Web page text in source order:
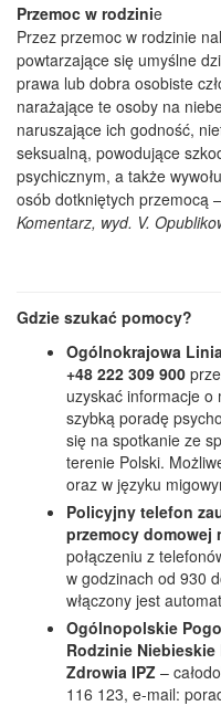
Przemoc w rodzinie
Przez przemoc w rodzinie
powtarzające się umyślne
prawa lub dobra osobiste
narażające te osoby na
naruszające ich godność,
seksualną, powodujące
psychicznym, a także
osób dotkniętych przemocą –
Komentarz, wyd. V.
Gdzie szukać pomocy?
Ogólnokrajowa
+48 222 309 900
uzyskać informacje o
szybką poradę
się na spotkanie ze
terenie Polski.
oraz w języku
Policyjny telefon
przemocy domowej
połączeniu z
w godzinach od 930
włączony jest
Ogólnopolskie
Rodzinie
Zdrowia IPZ –
116 123, e-mail: